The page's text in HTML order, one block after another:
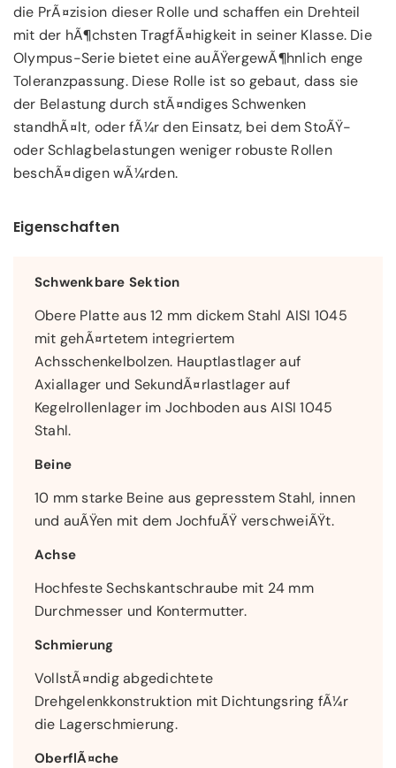
die PrÃ¤zision dieser Rolle und schaffen ein Drehteil
mit der hÃ¶chsten TragfÃ¤higkeit in seiner Klasse. Die
Olympus-Serie bietet eine auÃŸergewÃ¶hnlich enge
Toleranzpassung. Diese Rolle ist so gebaut, dass sie
der Belastung durch stÃ¤ndiges Schwenken
standhÃ¤lt, oder fÃ¼r den Einsatz, bei dem StoÃŸ-
oder Schlagbelastungen weniger robuste Rollen
beschÃ¤digen wÃ¼rden.
Eigenschaften
Schwenkbare Sektion
Obere Platte aus 12 mm dickem Stahl AISI 1045
mit gehÃ¤rtetem integriertem
Achsschenkelbolzen. Hauptlastlager auf
Axiallager und SekundÃ¤rlastlager auf
Kegelrollenlager im Jochboden aus AISI 1045
Stahl.
Beine
10 mm starke Beine aus gepresstem Stahl, innen
und auÃŸen mit dem JochfuÃŸ verschweiÃŸt.
Achse
Hochfeste Sechskantschraube mit 24 mm
Durchmesser und Kontermutter.
Schmierung
VollstÃ¤ndig abgedichtete
Drehgelenkkonstruktion mit Dichtungsring fÃ¼r
die Lagerschmierung.
OberflÃ¤che